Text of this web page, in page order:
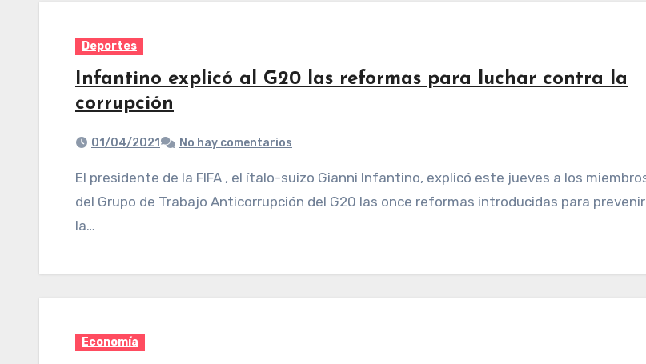
Deportes
Infantino explicó al G20 las reformas para luchar contra la
corrupción
01/04/2021 No hay comentarios
El presidente de la FIFA , el ítalo-suizo Gianni Infantino, explicó este jueves a los miembros
del Grupo de Trabajo Anticorrupción del G20 las once reformas introducidas para prevenir
la…
Economía